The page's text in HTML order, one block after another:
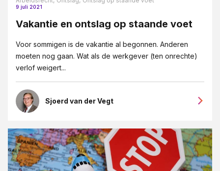
9 juli 2021
Vakantie en ontslag op staande voet
Voor sommigen is de vakantie al begonnen. Anderen
moeten nog gaan. Wat als de werkgever (ten onrechte)
verlof weigert...
Sjoerd van der Vegt